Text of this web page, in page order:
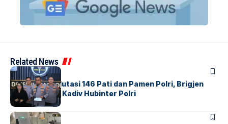
Related News
BERITA
Mabes Polri Mutasi 146 Pati dan Pamen Polri, Brigjen
Untung Jabat Kadiv Hubinter Polri
BANDARABERITA